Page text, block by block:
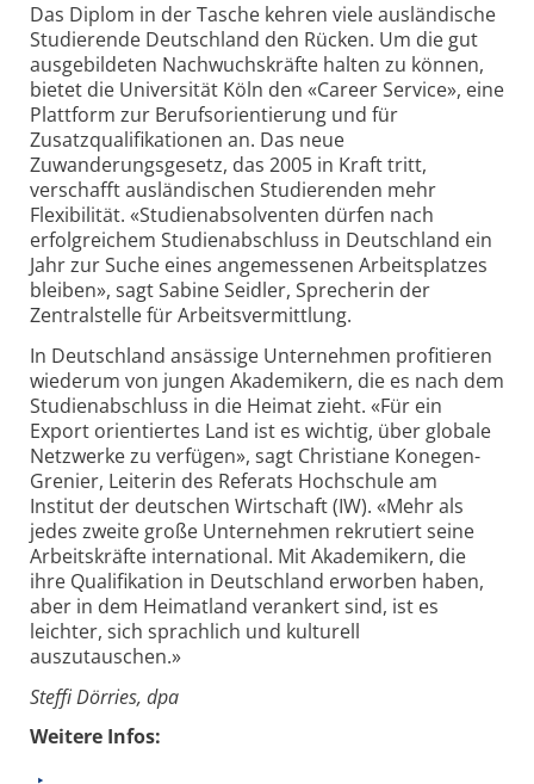
Das Diplom in der Tasche kehren viele ausländische
Studierende Deutschland den Rücken. Um die gut
ausgebildeten Nachwuchskräfte halten zu können,
bietet die Universität Köln den «Career Service», eine
Plattform zur Berufsorientierung und für
Zusatzqualifikationen an. Das neue
Zuwanderungsgesetz, das 2005 in Kraft tritt,
verschafft ausländischen Studierenden mehr
Flexibilität. «Studienabsolventen dürfen nach
erfolgreichem Studienabschluss in Deutschland ein
Jahr zur Suche eines angemessenen Arbeitsplatzes
bleiben», sagt Sabine Seidler, Sprecherin der
Zentralstelle für Arbeitsvermittlung.
In Deutschland ansässige Unternehmen profitieren
wiederum von jungen Akademikern, die es nach dem
Studienabschluss in die Heimat zieht. «Für ein
Export orientiertes Land ist es wichtig, über globale
Netzwerke zu verfügen», sagt Christiane Konegen-
Grenier, Leiterin des Referats Hochschule am
Institut der deutschen Wirtschaft (IW). «Mehr als
jedes zweite große Unternehmen rekrutiert seine
Arbeitskräfte international. Mit Akademikern, die
ihre Qualifikation in Deutschland erworben haben,
aber in dem Heimatland verankert sind, ist es
leichter, sich sprachlich und kulturell
auszutauschen.»
Steffi Dörries, dpa
Weitere Infos: